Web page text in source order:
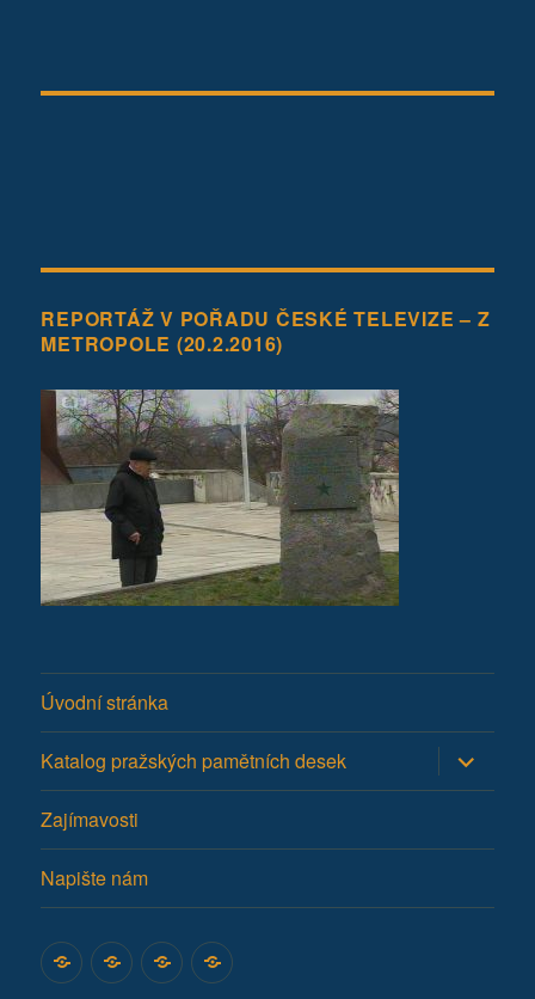
REPORTÁŽ V POŘADU ČESKÉ TELEVIZE – Z
METROPOLE (20.2.2016)
Úvodní stránka
Katalog pražských pamětních desek Zobrazit
položky
Zajímavosti
Napište nám
Úvodní
stránka
Katalog
pražských
Zajímavosti
Napište